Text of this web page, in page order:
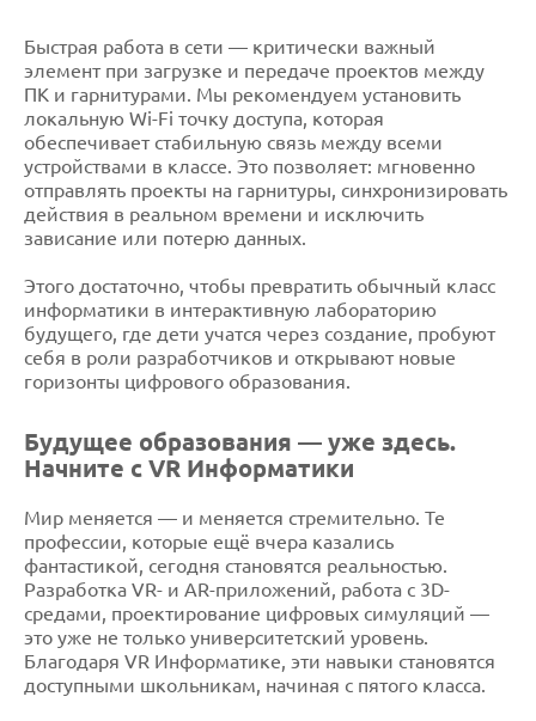
Быстрая работа в сети — критически важный
элемент при загрузке и передаче проектов между
ПК и гарнитурами. Мы рекомендуем установить
локальную Wi-Fi точку доступа, которая
обеспечивает стабильную связь между всеми
устройствами в классе. Это позволяет: мгновенно
отправлять проекты на гарнитуры, синхронизировать
действия в реальном времени и исключить
зависание или потерю данных.
Этого достаточно, чтобы превратить обычный класс
информатики в интерактивную лабораторию
будущего, где дети учатся через создание, пробуют
себя в роли разработчиков и открывают новые
горизонты цифрового образования.
Будущее образования — уже здесь.
Начните с VR Информатики
Мир меняется — и меняется стремительно. Те
профессии, которые ещё вчера казались
фантастикой, сегодня становятся реальностью.
Разработка VR- и AR-приложений, работа с 3D-
средами, проектирование цифровых симуляций —
это уже не только университетский уровень.
Благодаря VR Информатике, эти навыки становятся
доступными школьникам, начиная с пятого класса.